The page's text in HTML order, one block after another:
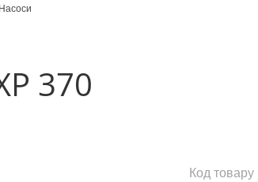
Насоси
370
Код товару